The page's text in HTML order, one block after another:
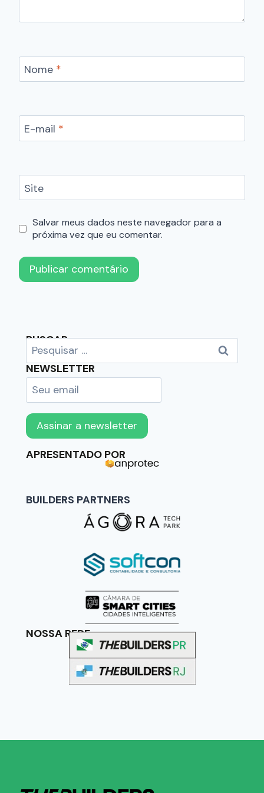
Nome *
E-mail *
Site
Salvar meus dados neste navegador para a
próxima vez que eu comentar.
BUSCAR
NEWSLETTER
APRESENTADO POR
BUILDERS PARTNERS
NOSSA REDE